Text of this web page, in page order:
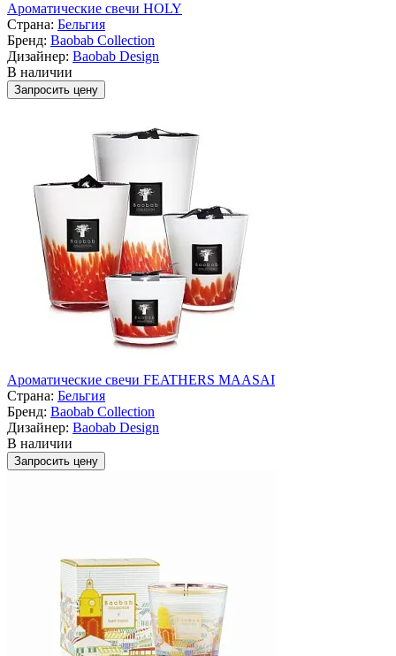
Ароматические свечи HOLY
Страна: Бельгия
Бренд: Baobab Collection
Дизайнер: Baobab Design
В наличии
Запросить цену
Ароматические свечи FEATHERS MAASAI
Страна: Бельгия
Бренд: Baobab Collection
Дизайнер: Baobab Design
В наличии
Запросить цену